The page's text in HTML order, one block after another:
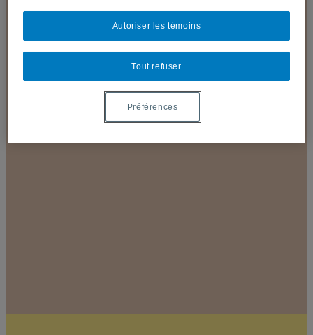
Tout refuser
Autoriser les témoins
Préférences